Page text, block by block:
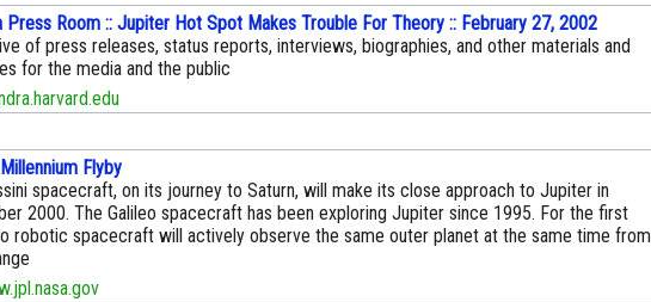
Press Room :: Jupiter Hot Spot Makes Trouble For Theory :: February 27, 2002
of press releases, status reports, interviews, biographies, and other materials and
for the media and the public
Flyby
spacecraft, on its journey to Saturn, will make its close approach to Jupiter in
2000. The Galileo spacecraft has been exploring Jupiter since 1995. For the first
robotic spacecraft will actively observe the same outer planet at the same time from